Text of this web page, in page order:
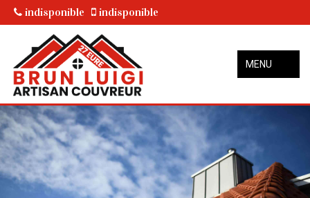
indisponible indisponible
MENU